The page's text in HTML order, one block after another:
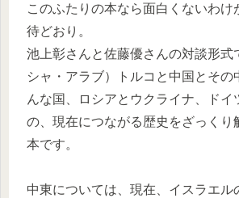
このふたりの本なら面白くないわけ
待どおり。
池上彰さんと佐藤優さんの対談形式
シャ・アラブ）トルコと中国とその
んな国、ロシアとウクライナ、ドイ
の、現在につながる歴史をざっくり
本です。
中東については、現在、イスラエル